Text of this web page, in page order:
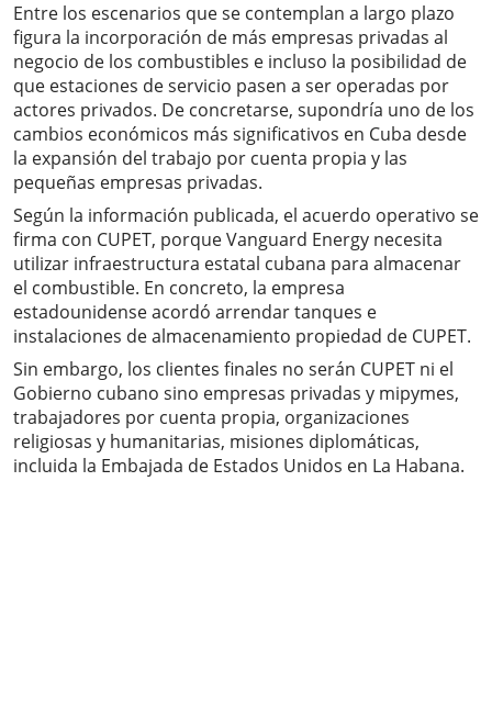
Entre los escenarios que se contemplan a largo plazo
figura la incorporación de más empresas privadas al
negocio de los combustibles e incluso la posibilidad de
que estaciones de servicio pasen a ser operadas por
actores privados. De concretarse, supondría uno de los
cambios económicos más significativos en Cuba desde
la expansión del trabajo por cuenta propia y las
pequeñas empresas privadas.
Según la información publicada, el acuerdo operativo se
firma con CUPET, porque Vanguard Energy necesita
utilizar infraestructura estatal cubana para almacenar
el combustible. En concreto, la empresa
estadounidense acordó arrendar tanques e
instalaciones de almacenamiento propiedad de CUPET.
Sin embargo, los clientes finales no serán CUPET ni el
Gobierno cubano sino empresas privadas y mipymes,
trabajadores por cuenta propia, organizaciones
religiosas y humanitarias, misiones diplomáticas,
incluida la Embajada de Estados Unidos en La Habana.